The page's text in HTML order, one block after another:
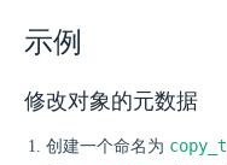
示例
修改对象的元数据
创建一个命名为